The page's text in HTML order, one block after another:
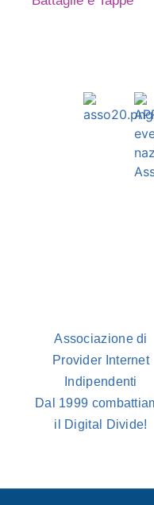
Associazione di
Provider Internet
Indipendenti
Dal 1999
il Digital Divide!